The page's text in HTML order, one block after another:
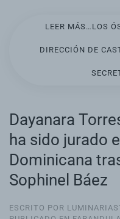
LEER MÁS…LOS
DIRECCIÓN DE
Dayanara
ha sido jurado
Dominicana
Sophinel Báez
ESCRITO POR